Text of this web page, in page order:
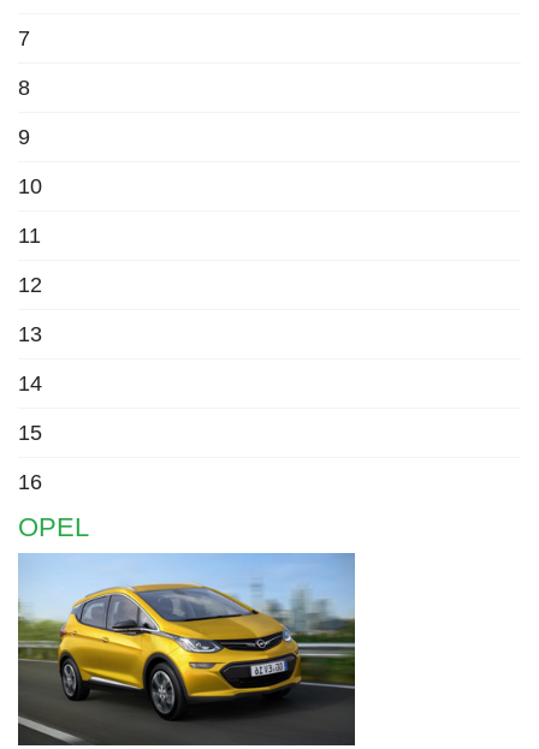
7
8
9
10
11
12
13
14
15
16
OPEL